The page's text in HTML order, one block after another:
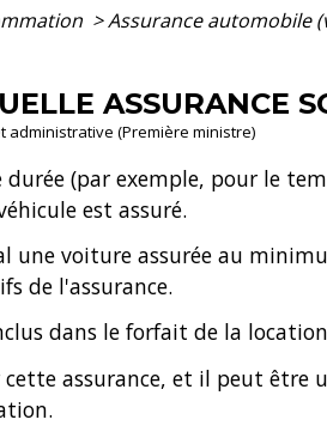
>Assurance automobile
ASSURANCE
administrative (Première ministre)
(par exemple, pour le
est assuré.
une voiture assurée au
de l'assurance.
dans le forfait de la
assurance, et il peut être